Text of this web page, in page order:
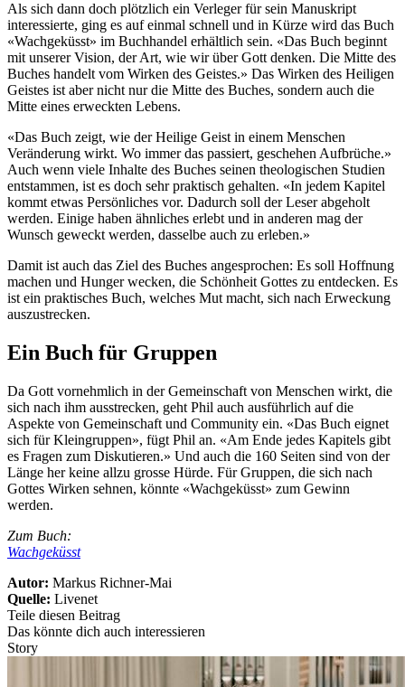
Als sich dann doch plötzlich ein Verleger für sein Manuskript
interessierte, ging es auf einmal schnell und in Kürze wird das Buch
«Wachgeküsst» im Buchhandel erhältlich sein. «Das Buch beginnt
mit unserer Vision, der Art, wie wir über Gott denken. Die Mitte des
Buches handelt vom Wirken des Geistes.» Das Wirken des Heiligen
Geistes ist aber nicht nur die Mitte des Buches, sondern auch die
Mitte eines erweckten Lebens.
«Das Buch zeigt, wie der Heilige Geist in einem Menschen
Veränderung wirkt. Wo immer das passiert, geschehen Aufbrüche.»
Auch wenn viele Inhalte des Buches seinen theologischen Studien
entstammen, ist es doch sehr praktisch gehalten. «In jedem Kapitel
kommt etwas Persönliches vor. Dadurch soll der Leser abgeholt
werden. Einige haben ähnliches erlebt und in anderen mag der
Wunsch geweckt werden, dasselbe auch zu erleben.»
Damit ist auch das Ziel des Buches angesprochen: Es soll Hoffnung
machen und Hunger wecken, die Schönheit Gottes zu entdecken. Es
ist ein praktisches Buch, welches Mut macht, sich nach Erweckung
auszustrecken.
Ein Buch für Gruppen
Da Gott vornehmlich in der Gemeinschaft von Menschen wirkt, die
sich nach ihm ausstrecken, geht Phil auch ausführlich auf die
Aspekte von Gemeinschaft und Community ein. «Das Buch eignet
sich für Kleingruppen», fügt Phil an. «Am Ende jedes Kapitels gibt
es Fragen zum Diskutieren.» Und auch die 160 Seiten sind von der
Länge her keine allzu grosse Hürde. Für Gruppen, die sich nach
Gottes Wirken sehnen, könnte «Wachgeküsst» zum Gewinn
werden.
Zum Buch:
Wachgeküsst
Autor: Markus Richner-Mai
Quelle: Livenet
Teile diesen Beitrag
Das könnte dich auch interessieren
Story